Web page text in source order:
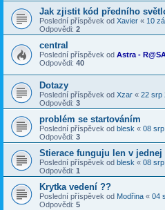
Jak zjistit kód předního
Poslední příspěvek od Xavier « 10
Odpovědi: 2
central
Poslední příspěvek od Astra -
Odpovědi: 40
Dotazy
Poslední příspěvek od Xzar « 22 srp
Odpovědi: 3
problém se startováním
Poslední příspěvek od blesk « 08
Odpovědi: 3
Stierace funguju len v jednej
Poslední příspěvek od blesk « 08
Odpovědi: 1
Krytka vedení ??
Poslední příspěvek od Modřina « 04
Odpovědi: 5